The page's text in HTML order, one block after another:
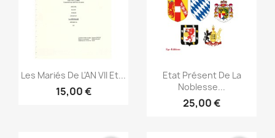
Anteprima
Les Mariés De L'AN VII Et...
15,00 €
Anteprima
Etat Présent De La
Noblesse...
25,00 €